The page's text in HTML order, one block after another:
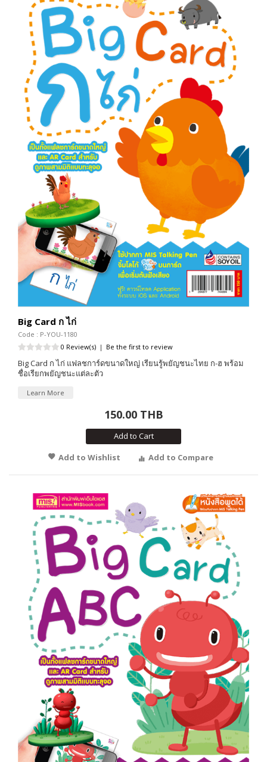
Big Card ก ไก่
Code : P-YOU-1180
0 Review(s) | Be the first to review
Big Card ก ไก่ แฟลชการ์ดขนาดใหญ่ เรียนรู้พยัญชนะไทย ก-ฮ พร้อม
ชื่อเรียกพยัญชนะแต่ละตัว
Learn More
150.00 THB
Add to Cart
Add to Wishlist
Add to Compare